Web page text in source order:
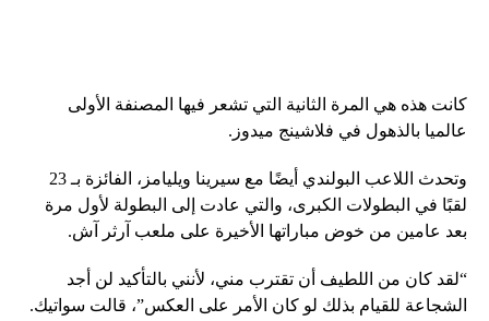
كانت هذه هي المرة الثانية التي تشعر فيها المصنفة الأولى
عالميا بالذهول في فلاشينج ميدوز.
وتحدث اللاعب البولندي أيضًا مع سيرينا ويليامز، الفائزة بـ 23
لقبًا في البطولات الكبرى، والتي عادت إلى البطولة لأول مرة
بعد عامين من خوض مباراتها الأخيرة على ملعب آرثر آش.
“لقد كان من اللطيف أن تقترب مني، لأنني بالتأكيد لن أجد
الشجاعة للقيام بذلك لو كان الأمر على العكس”، قالت سواتيك.